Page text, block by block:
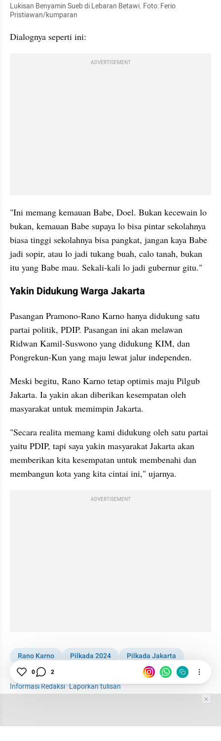
Lukisan Benyamin Sueb di Lebaran Betawi. Foto: Ferio
Pristiawan/kumparan
Dialognya seperti ini:
ADVERTISEMENT
"Ini memang kemauan Babe, Doel. Bukan kecewain lo
bukan, kemauan Babe supaya lo bisa pintar sekolahnya
biasa tinggi sekolahnya bisa pangkat, jangan kaya Babe
jadi sopir, atau lo jadi tukang buah, calo tanah, bukan
itu yang Babe mau. Sekali-kali lo jadi gubernur gitu."
Yakin Didukung Warga Jakarta
Pasangan Pramono-Rano Karno hanya didukung satu
partai politik, PDIP. Pasangan ini akan melawan
Ridwan Kamil-Suswono yang didukung KIM, dan
Pongrekun-Kun yang maju lewat jalur independen.
Meski begitu, Rano Karno tetap optimis maju Pilgub
Jakarta. Ia yakin akan diberikan kesempatan oleh
masyarakat untuk memimpin Jakarta.
"Secara realita memang kami didukung oleh satu partai
yaitu PDIP, tapi saya yakin masyarakat Jakarta akan
memberikan kita kesempatan untuk membenahi dan
membangun kota yang kita cintai ini," ujarnya.
ADVERTISEMENT
Rano Karno Pilkada 2024
Pilkada Jakarta
Pilgub DKI
Benyamin Sueb
Informasi Redaksi·Laporkan tulisan
0 2